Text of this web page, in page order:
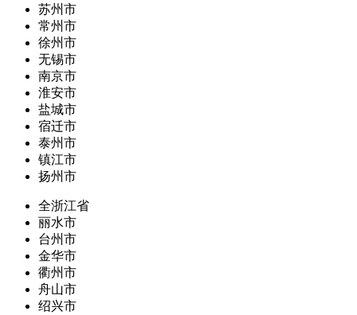
苏州市
常州市
徐州市
无锡市
南京市
淮安市
盐城市
宿迁市
泰州市
镇江市
扬州市
全浙江省
丽水市
台州市
金华市
衢州市
舟山市
绍兴市